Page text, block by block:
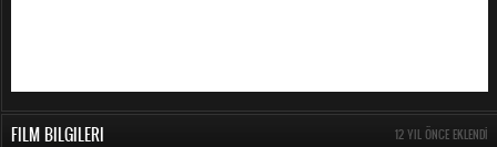
FILM BILGILERI 12 YIL ÖNCE EKLENDI